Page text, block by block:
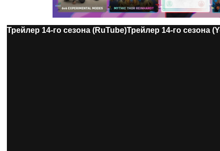
Трейлер 14-го сезона (RuTube)Трейлер 14-го сезона